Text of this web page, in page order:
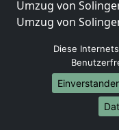
Umzug von
Umzug von
Umzüge-
Umzug von
Umzug von
Umzug von
Diese